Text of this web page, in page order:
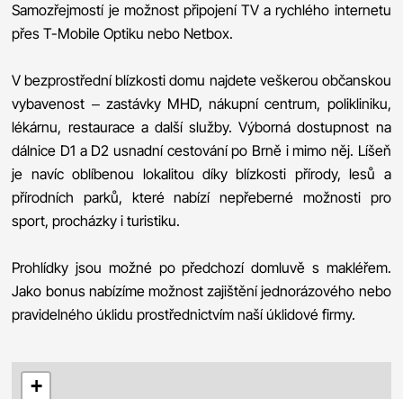
Samozřejmostí je možnost připojení TV a rychlého internetu
přes T-Mobile Optiku nebo Netbox.
V bezprostřední blízkosti domu najdete veškerou občanskou
vybavenost – zastávky MHD, nákupní centrum, polikliniku,
lékárnu, restaurace a další služby. Výborná dostupnost na
dálnice D1 a D2 usnadní cestování po Brně i mimo něj. Líšeň
je navíc oblíbenou lokalitou díky blízkosti přírody, lesů a
přírodních parků, které nabízí nepřeberné možnosti pro
sport, procházky i turistiku.
Prohlídky jsou možné po předchozí domluvě s makléřem.
Jako bonus nabízíme možnost zajištění jednorázového nebo
pravidelného úklidu prostřednictvím naší úklidové firmy.
+